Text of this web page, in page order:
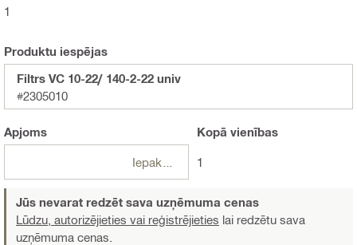
1
Produktu iespējas
Filtrs VC 10-22/ 140-2-22 univ
#2305010
Apjoms Kopā vienības
1
Jūs nevarat redzēt sava uzņēmuma cenas
Lūdzu, autorizējieties vai reģistrējieties lai redzētu sava
uzņēmuma cenas.